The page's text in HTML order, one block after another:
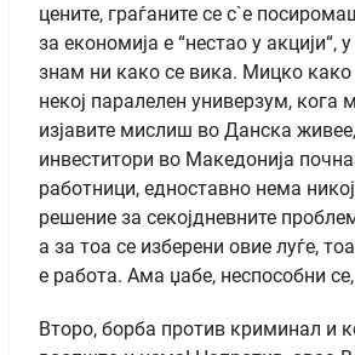
цените, граѓаните се с`е
за економија е “нестао у акцији“,
знам ни како се вика. Мицко
некој паралелен универзум, кога
изјавите мислиш во Данска
инвеститори во Македонија
работници, едноставно нема
решение за секојдневните
а за тоа се изберени овие луѓе,
е работа. Ама џабе, неспособни
Второ, борба против криминал и